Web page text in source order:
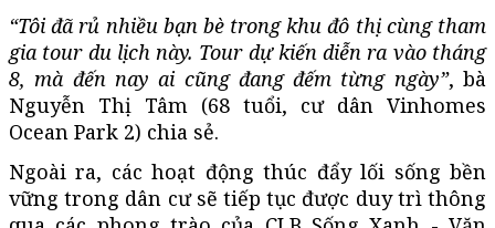
“Tôi đã rủ nhiều bạn bè trong khu đô thị cùng tham
gia tour du lịch này. Tour dự kiến diễn ra vào tháng
8, mà đến nay ai cũng đang đếm từng ngày”, bà
Nguyễn Thị Tâm (68 tuổi, cư dân Vinhomes
Ocean Park 2) chia sẻ.
Ngoài ra, các hoạt động thúc đẩy lối sống bền
vững trong dân cư sẽ tiếp tục được duy trì thông